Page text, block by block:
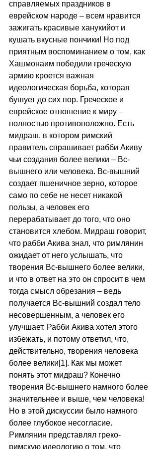
справляемых праздников в
еврейском народе – всем нравится
зажигать красивые ханукийот и
кушать вкусные пончики! Но под
приятным воспоминанием о том, как
Хашмонаим победили греческую
армию кроется важная
идеологическая борьба, которая
бушует до сих пор. Греческое и
еврейское отношение к миру –
полностью противоположно. Есть
мидраш, в котором римский
правитель спрашивает рабби Акиву
чьи создания более велики – Вс-
вышнего или человека. Вс-вышний
создает пшеничное зерно, которое
само по себе не несет никакой
пользы, а человек его
перерабатывает до того, что оно
становится хлебом. Мидраш говорит,
что рабби Акива знал, что римлянин
ожидает от него услышать, что
творения Вс-вышнего более велики,
и что в ответ на это он спросит в чем
тогда смысл обрезания – ведь
получается Вс-вышний создал тело
несовершенным, а человек его
улучшает. Рабби Акива хотел этого
избежать, и потому ответил, что,
действительно, творения человека
более велики[1]. Как мы может
понять этот мидраш? Конечно
творения Вс-вышнего намного более
значительнее и выше, чем человека!
Но в этой дискуссии было намного
более глубокое несогласие.
Римлянин представлял греко-
римскую идеологию о том, что